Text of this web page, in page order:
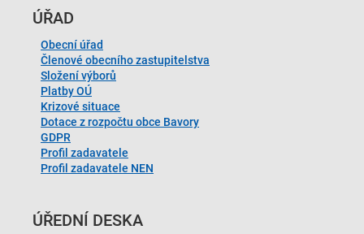
ÚŘAD
Obecní úřad
Členové obecního zastupitelstva
Složení výborů
Platby OÚ
Krizové situace
Dotace z rozpočtu obce Bavory
GDPR
Profil zadavatele
Profil zadavatele NEN
ÚŘEDNÍ DESKA